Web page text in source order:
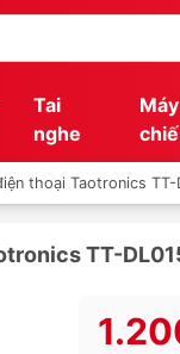
Tai
nghe
Máy
thoại Taotronics TT-
TT-